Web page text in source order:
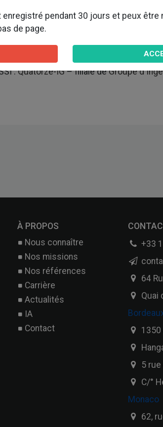
et de Conseil en Acoustique -
:Quatorze-IG– filiale deGroupe
À PROPOS
Nous connaître
Nos missions
Nos références
Carrière
Actualités
IA
Contact
+33
64
Quai
1350
5
C/°
Monaco
62,
pendant 30 jours et peux être
de page.